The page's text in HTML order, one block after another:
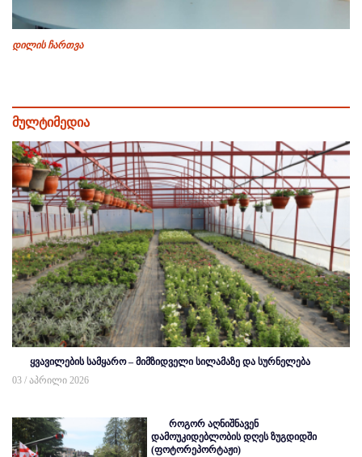
დილის ჩართვა
მულტიმედია
ყვავილების სამყარო – მიმზიდველი სილამაზე და სურნელება
03 / აპრილი 2026
როგორ აღნიშნავენ
დამოუკიდებლობის დღეს ზუგდიდში
(ფოტორეპორტაჟი)